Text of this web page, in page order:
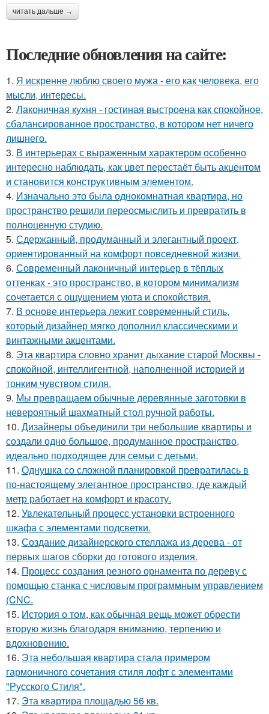
читать дальше →
Последние обновления на сайте:
1. Я искренне люблю своего мужа - его как человека, его
мысли, интересы.
2. Лаконичная кухня - гостиная выстроена как спокойное,
сбалансированное пространство, в котором нет ничего
лишнего.
3. В интерьерах с выраженным характером особенно
интересно наблюдать, как цвет перестаёт быть акцентом
и становится конструктивным элементом.
4. Изначально это была однокомнатная квартира, но
пространство решили переосмыслить и превратить в
полноценную студию.
5. Сдержанный, продуманный и элегантный проект,
ориентированный на комфорт повседневной жизни.
6. Современный лаконичный интерьер в тёплых
оттенках - это пространство, в котором минимализм
сочетается с ощущением уюта и спокойствия.
7. В основе интерьера лежит современный стиль,
который дизайнер мягко дополнил классическими и
винтажными акцентами.
8. Эта квартира словно хранит дыхание старой Москвы -
спокойной, интеллигентной, наполненной историей и
тонким чувством стиля.
9. Мы превращаем обычные деревянные заготовки в
невероятный шахматный стол ручной работы.
10. Дизайнеры объединили три небольшие квартиры и
создали одно большое, продуманное пространство,
идеально подходящее для семьи с детьми.
11. Однушка со сложной планировкой превратилась в
по-настоящему элегантное пространство, где каждый
метр работает на комфорт и красоту.
12. Увлекательный процесс установки встроенного
шкафа с элементами подсветки.
13. Создание дизайнерского стеллажа из дерева - от
первых шагов сборки до готового изделия.
14. Процесс создания резного орнамента по дереву с
помощью станка с числовым программным управлением
(CNC.
15. История о том, как обычная вещь может обрести
вторую жизнь благодаря вниманию, терпению и
вдохновению.
16. Эта небольшая квартира стала примером
гармоничного сочетания стиля лофт с элементами
"Русского Стиля".
17. Эта квартира площадью 56 кв.